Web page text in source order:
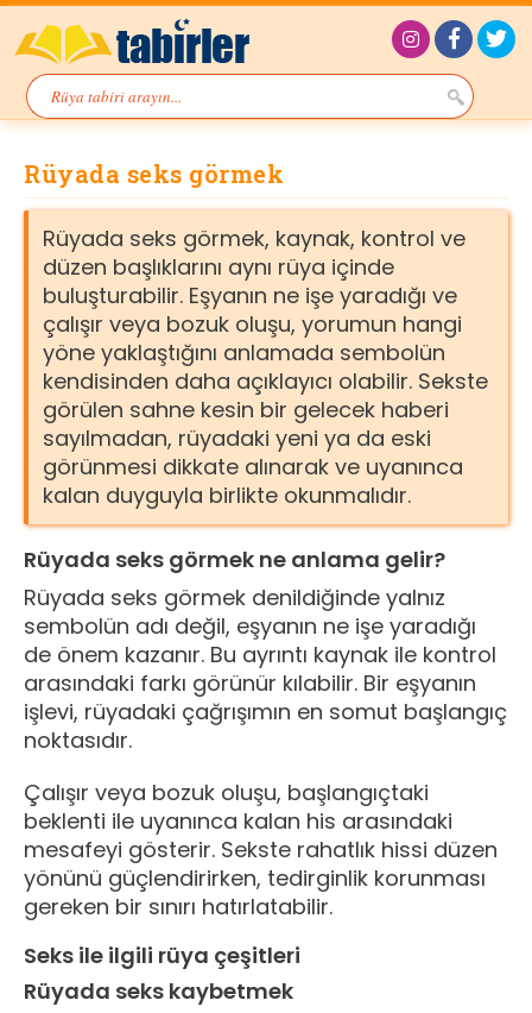
Rüyada seks görmek
Rüyada seks görmek, kaynak, kontrol ve
düzen başlıklarını aynı rüya içinde
buluşturabilir. Eşyanın ne işe yaradığı ve
çalışır veya bozuk oluşu, yorumun hangi
yöne yaklaştığını anlamada sembolün
kendisinden daha açıklayıcı olabilir. Sekste
görülen sahne kesin bir gelecek haberi
sayılmadan, rüyadaki yeni ya da eski
görünmesi dikkate alınarak ve uyanınca
kalan duyguyla birlikte okunmalıdır.
Rüyada seks görmek ne anlama gelir?
Rüyada seks görmek denildiğinde yalnız
sembolün adı değil, eşyanın ne işe yaradığı
de önem kazanır. Bu ayrıntı kaynak ile kontrol
arasındaki farkı görünür kılabilir. Bir eşyanın
işlevi, rüyadaki çağrışımın en somut başlangıç
noktasıdır.
Çalışır veya bozuk oluşu, başlangıçtaki
beklenti ile uyanınca kalan his arasındaki
mesafeyi gösterir. Sekste rahatlık hissi düzen
yönünü güçlendirirken, tedirginlik korunması
gereken bir sınırı hatırlatabilir.
Seks ile ilgili rüya çeşitleri
Rüyada seks kaybetmek